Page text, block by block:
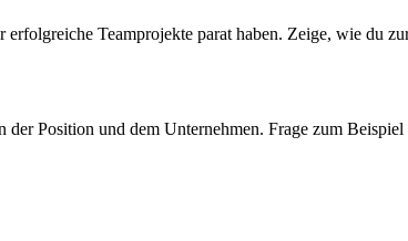
Teamprojekte parat haben. Zeige, wie du
Position und dem Unternehmen. Frage zum